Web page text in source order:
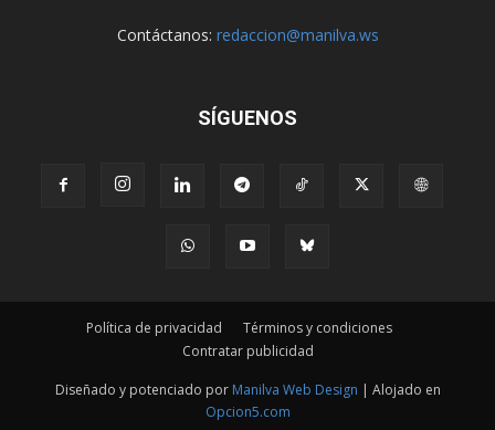
Contáctanos: redaccion@manilva.ws
SÍGUENOS
Política de privacidad
Términos y condiciones
Contratar publicidad
Diseñado y potenciado por Manilva Web Design | Alojado en
Opcion5.com